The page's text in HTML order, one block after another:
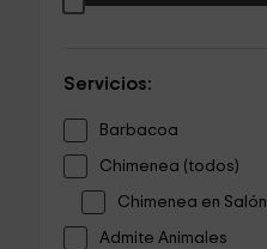
Servicios:
Barbacoa
Chimenea (todos)
Chimenea en Salón
Admite Animales